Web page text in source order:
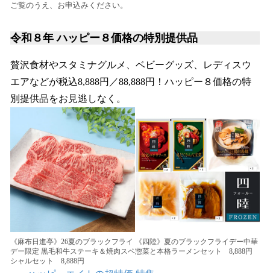
ご覧のうえ、お申込みください。
令和８年 ハッピー８価格の特別提供品
贅沢食材やスタミナグルメ、ベビーグッズ、レディスウ
エアなどが税込8,888円／88,888円！ハッピー８価格の特
別提供品をお見逃しなく。
《麻布日進亭》26夏のブラックフライ
デー限定 黒毛和牛ステーキ＆焼肉スペ
シャルセット 8,888円
《四陸》夏のブラックフライデー中華
惣菜と本格ラーメンセット 8,888円